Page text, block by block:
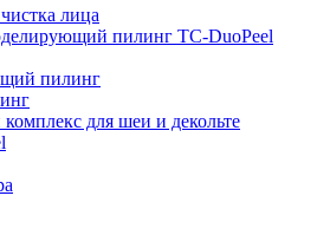
лица
пилинг TC-DuoPeel
пилинг
для шеи и декольте